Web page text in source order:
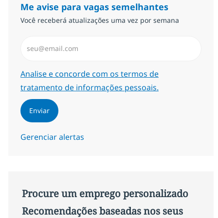
Me avise para vagas semelhantes
Você receberá atualizações uma vez por semana
Required
Analise e concorde com os termos de
tratamento de informações pessoais.
Enviar
Gerenciar alertas
Procure um emprego personalizado
Recomendações baseadas nos seus